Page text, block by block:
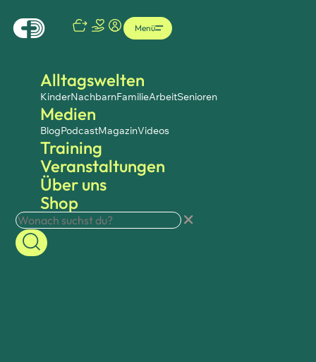
Alltagswelten
KinderNachbarnFamilieArbeitSenioren
Medien
BlogPodcastMagazinVideos
Training
Veranstaltungen
Über uns
Shop
Menü